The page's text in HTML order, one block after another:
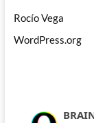
Rocío Vega
WordPress.org